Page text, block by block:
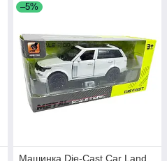
–5%
Машинка Die-Cast Car Land